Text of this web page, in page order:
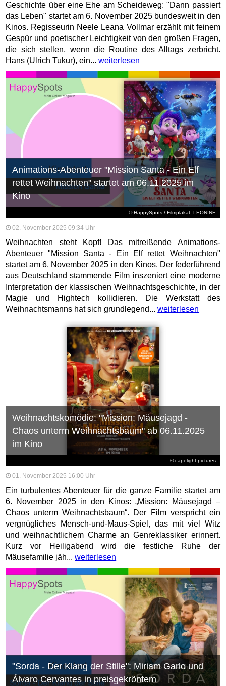
Geschichte über eine Ehe am Scheideweg: "Dann passiert
das Leben" startet am 6. November 2025 bundesweit in den
Kinos. Regisseurin Neele Leana Vollmar erzählt mit feinem
Gespür und poetischer Leichtigkeit von den großen Fragen,
die sich stellen, wenn die Routine des Alltags zerbricht.
Hans (Ulrich Tukur), ein...weiterlesen
© HappySpots / Filmplakat: LEONINE
Animations-Abenteuer "Mission Santa - Ein Elf
rettet Weihnachten" startet am 06.11.2025 im
Kino
02. November 2025 09:34 Uhr
Weihnachten steht Kopf! Das mitreißende Animations-
Abenteuer "Mission Santa - Ein Elf rettet Weihnachten"
startet am 6. November 2025 in den Kinos. Der federführend
aus Deutschland stammende Film inszeniert eine moderne
Interpretation der klassischen Weihnachtsgeschichte, in der
Magie und Hightech kollidieren. Die Werkstatt des
Weihnachtsmanns hat sich grundlegend...weiterlesen
© capelight pictures
Weihnachtskomödie: "Mission: Mäusejagd -
Chaos unterm Weihnachtsbaum" ab 06.11.2025
im Kino
01. November 2025 16:00 Uhr
Ein turbulentes Abenteuer für die ganze Familie startet am
6. November 2025 in den Kinos: „Mission: Mäusejagd –
Chaos unterm Weihnachtsbaum“. Der Film verspricht ein
vergnügliches Mensch-und-Maus-Spiel, das mit viel Witz
und weihnachtlichem Charme an Genreklassiker erinnert.
Kurz vor Heiligabend wird die festliche Ruhe der
Mäusefamilie jäh...weiterlesen
"Sorda - Der Klang der Stille": Miriam Garlo und
Álvaro Cervantes in preisgekröntem